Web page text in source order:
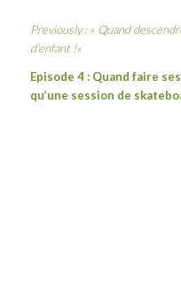
Previously : « Quand
d’enfant !«
Episode 4 : Quand faire
qu’une session de